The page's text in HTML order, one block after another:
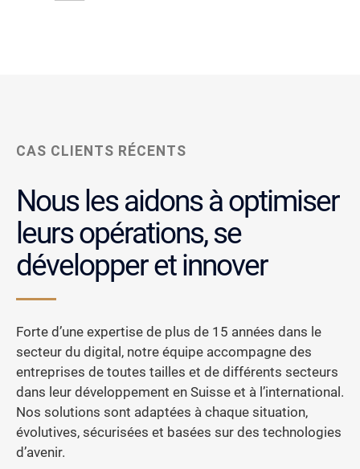
CAS CLIENTS RÉCENTS
Nous les aidons à optimiser
leurs opérations, se
développer et innover
Forte d’une expertise de plus de 15 années dans le
secteur du digital, notre équipe accompagne des
entreprises de toutes tailles et de différents secteurs
dans leur développement en Suisse et à l’international.
Nos solutions sont adaptées à chaque situation,
évolutives, sécurisées et basées sur des technologies
d’avenir.